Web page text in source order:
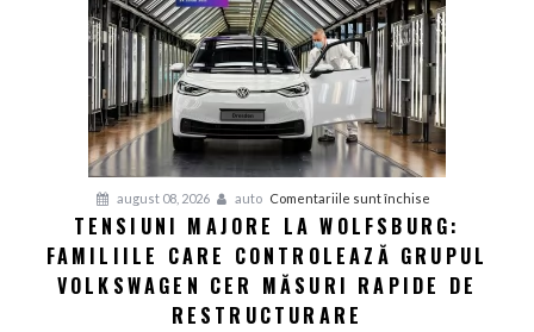
auto
germani,
arată
un
studiu
recent
august 08, 2026 auto Comentariile sunt închise
Tensiuni
majore
la
TENSIUNI MAJORE LA WOLFSBURG:
FAMILIILE CARE CONTROLEAZĂ GRUPUL
VOLKSWAGEN CER MĂSURI RAPIDE DE
RESTRUCTURARE